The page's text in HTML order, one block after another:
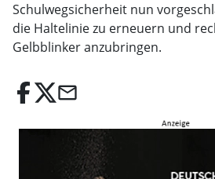
Schulwegsicherheit nun
die Haltelinie zu erneuern und
Gelbblinker anzubringen.
email